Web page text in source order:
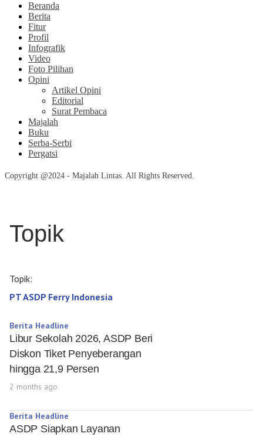
Beranda
Berita
Fitur
Profil
Infografik
Video
Foto Pilihan
Opini
Artikel Opini
Editorial
Surat Pembaca
Majalah
Buku
Serba-Serbi
Pergatsi
Copyright @2024 - Majalah Lintas. All Rights Reserved.
Topik
Topik:
PT ASDP Ferry Indonesia
Berita Headline
Libur Sekolah 2026, ASDP Beri
Diskon Tiket Penyeberangan
hingga 21,9 Persen
2 months ago
Berita Headline
ASDP Siapkan Layanan